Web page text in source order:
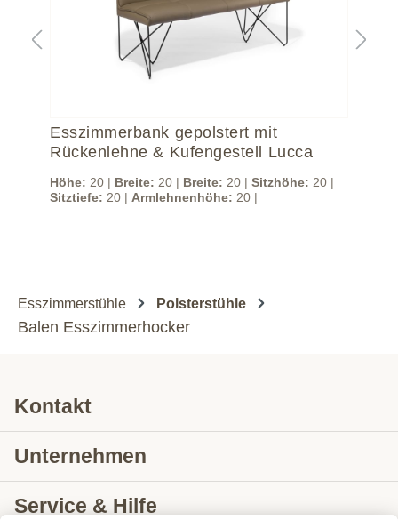
Esszimmerbank gepolstert mit
Rückenlehne & Kufengestell Lucca
Höhe: 20 | Breite: 20 | Breite: 20 | Sitzhöhe: 20 |
Sitztiefe: 20 | Armlehnenhöhe: 20 |
Esszimmerstühle Polsterstühle
Balen Esszimmerhocker
Kontakt
Unternehmen
Service & Hilfe